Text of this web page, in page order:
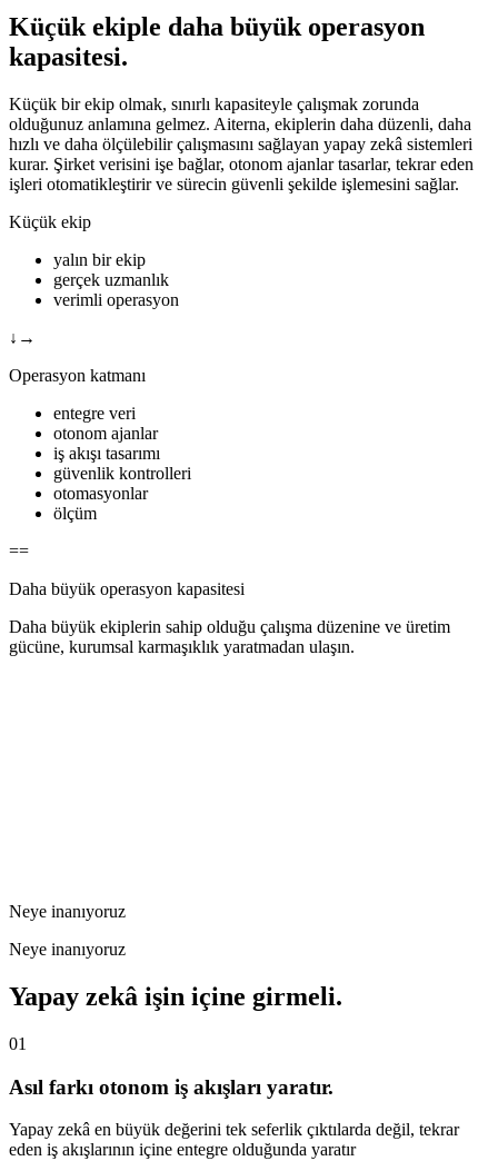
Küçük ekiple daha büyük operasyon
kapasitesi.
Küçük bir ekip olmak, sınırlı kapasiteyle çalışmak zorunda
olduğunuz anlamına gelmez. Aiterna, ekiplerin daha düzenli, daha
hızlı ve daha ölçülebilir çalışmasını sağlayan yapay zekâ sistemleri
kurar. Şirket verisini işe bağlar, otonom ajanlar tasarlar, tekrar eden
işleri otomatikleştirir ve sürecin güvenli şekilde işlemesini sağlar.
Küçük ekip
yalın bir ekip
gerçek uzmanlık
verimli operasyon
↓ →
Operasyon katmanı
entegre veri
otonom ajanlar
iş akışı tasarımı
güvenlik kontrolleri
otomasyonlar
ölçüm
==
Daha büyük operasyon kapasitesi
Daha büyük ekiplerin sahip olduğu çalışma düzenine ve üretim
gücüne, kurumsal karmaşıklık yaratmadan ulaşın.
Neye inanıyoruz
Neye inanıyoruz
Yapay zekâ işin içine girmeli.
01
Asıl farkı otonom iş akışları yaratır.
Yapay zekâ en büyük değerini tek seferlik çıktılarda değil, tekrar
eden iş akışlarının içine entegre olduğunda yaratır